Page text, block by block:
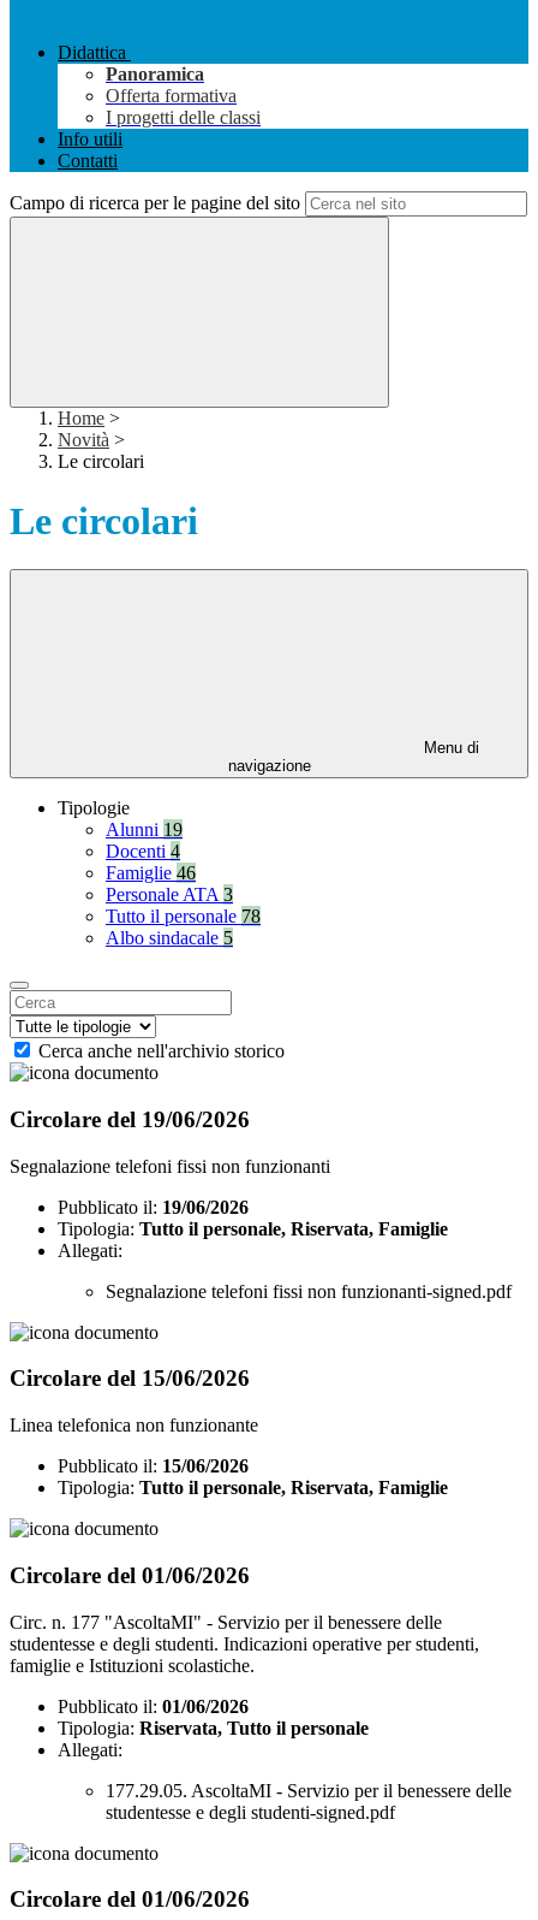
Didattica
Panoramica
Offerta formativa
I progetti delle classi
Info utili
Contatti
Campo di ricerca per le pagine del sito
Home >
Novità >
Le circolari
Le circolari
Menu di
navigazione
Tipologie
Alunni 19
Docenti 4
Famiglie 46
Personale ATA 3
Tutto il personale 78
Albo sindacale 5
Cerca anche nell'archivio storico
Circolare del 19/06/2026
Segnalazione telefoni fissi non funzionanti
Pubblicato il: 19/06/2026
Tipologia: Tutto il personale, Riservata, Famiglie
Allegati:
Segnalazione telefoni fissi non funzionanti-signed.pdf
Circolare del 15/06/2026
Linea telefonica non funzionante
Pubblicato il: 15/06/2026
Tipologia: Tutto il personale, Riservata, Famiglie
Circolare del 01/06/2026
Circ. n. 177 "AscoltaMI" - Servizio per il benessere delle
studentesse e degli studenti. Indicazioni operative per studenti,
famiglie e Istituzioni scolastiche.
Pubblicato il: 01/06/2026
Tipologia: Riservata, Tutto il personale
Allegati:
177.29.05. AscoltaMI - Servizio per il benessere delle
studentesse e degli studenti-signed.pdf
Circolare del 01/06/2026